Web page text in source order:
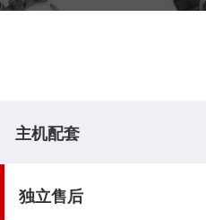
主机配套
独立售后